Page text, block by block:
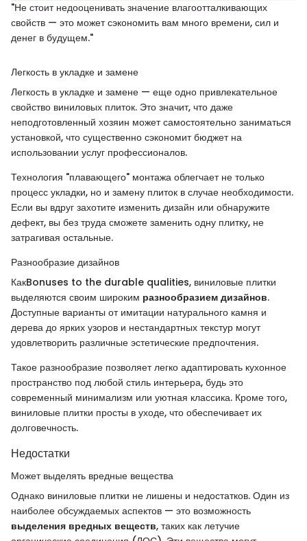
"Не стоит недооценивать значение влагоотталкивающих
свойств — это может сэкономить вам много времени, сил и
денег в будущем."
Легкость в укладке и замене
Легкость в укладке и замене — еще одно привлекательное
свойство виниловых плиток. Это значит, что даже
неподготовленный хозяин может самостоятельно заниматься
установкой, что существенно сэкономит бюджет на
использовании услуг профессионалов.
Технология "плавающего" монтажа облегчает не только
процесс укладки, но и замену плиток в случае необходимости.
Если вы вдруг захотите изменить дизайн или обнаружите
дефект, вы без труда сможете заменить одну плитку, не
затрагивая остальные.
Разнообразие дизайнов
КакBonuses to the durable qualities, виниловые плитки
выделяются своим широким разнообразием дизайнов.
Доступные варианты от имитации натурального камня и
дерева до ярких узоров и нестандартных текстур могут
удовлетворить различные эстетические предпочтения.
Такое разнообразие позволяет легко адаптировать кухонное
пространство под любой стиль интерьера, будь это
современный минимализм или уютная классика. Кроме того,
виниловые плитки просты в уходе, что обеспечивает их
долговечность.
Недостатки
Может выделять вредные вещества
Однако виниловые плитки не лишены и недостатков. Один из
наиболее обсуждаемых аспектов — это возможность
выделения вредных веществ, таких как летучие